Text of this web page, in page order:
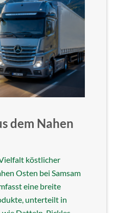
dem Nahen
köstlicher
Osten bei Samsam
eine breite
unterteilt in